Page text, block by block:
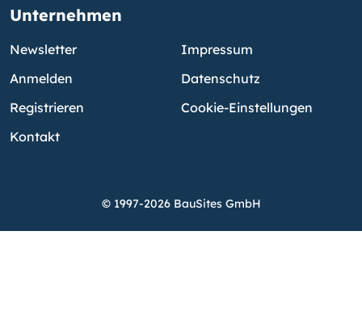
Unternehmen
Newsletter
Anmelden
Registrieren
Kontakt
Impressum
Datenschutz
Cookie-Einstellungen
© 1997-2026 BauSites GmbH